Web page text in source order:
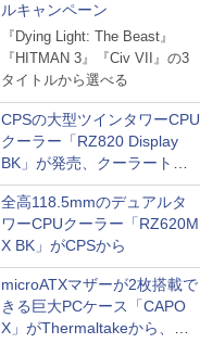
ルキャンペーン
『Dying Light: The Beast』
『HITMAN 3』『Civ VII』の3
タイトルから選べる
CPSの大型ツインタワーCPU
クーラー「RZ820 Display
BK」が発売、クーラートッ
プに5インチ液晶搭載
全高118.5mmのデュアルタ
ワーCPUクーラー「RZ620M
X BK」がCPSから
microATXマザーが2枚搭載で
きる巨大PCケース「CAPO
X」がThermaltakeから、カ